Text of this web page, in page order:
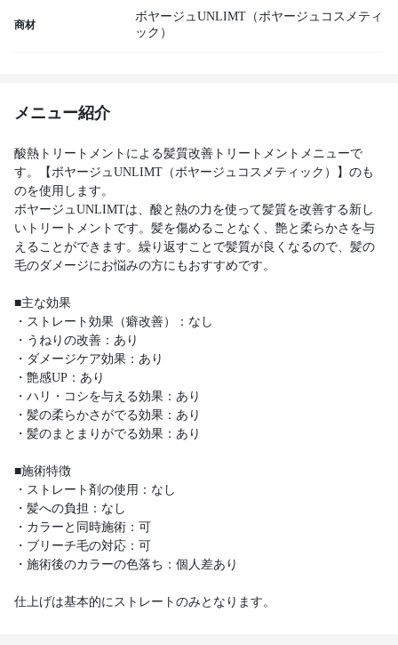
商材
ボヤージュUNLIMT（ボヤージュコスメティ
ック）
メニュー紹介
酸熱トリートメントによる髪質改善トリートメントメニューで
す。【ボヤージュUNLIMT（ボヤージュコスメティック）】のも
のを使用します。
ボヤージュUNLIMTは、酸と熱の力を使って髪質を改善する新し
いトリートメントです。髪を傷めることなく、艶と柔らかさを与
えることができます。繰り返すことで髪質が良くなるので、髪の
毛のダメージにお悩みの方にもおすすめです。
■主な効果
・ストレート効果（癖改善）：なし
・うねりの改善：あり
・ダメージケア効果：あり
・艶感UP：あり
・ハリ・コシを与える効果：あり
・髪の柔らかさがでる効果：あり
・髪のまとまりがでる効果：あり
■施術特徴
・ストレート剤の使用：なし
・髪への負担：なし
・カラーと同時施術：可
・ブリーチ毛の対応：可
・施術後のカラーの色落ち：個人差あり
仕上げは基本的にストレートのみとなります。